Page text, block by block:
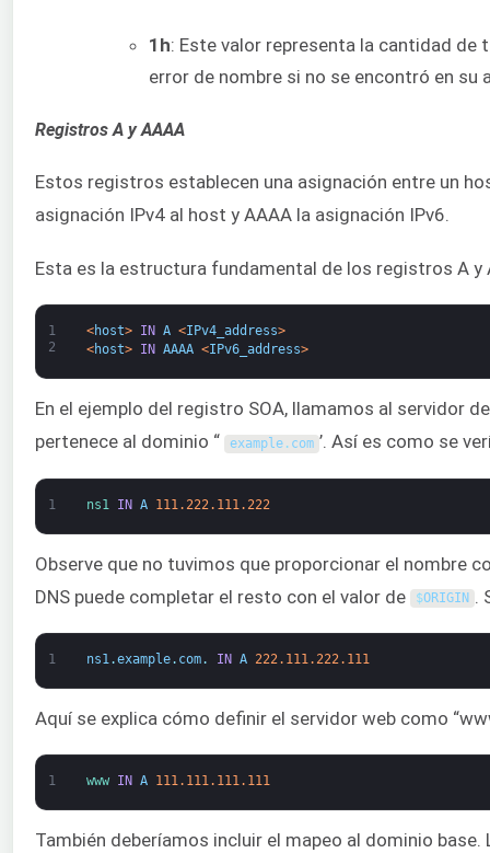
1h: Este valor representa la cantidad de
error de nombre si no se encontró en su
Registros A y AAAA
Estos registros establecen una asignación entre un
asignación IPv4 al host y AAAA la asignación IPv6.
Esta es la estructura fundamental de los registros A y
1
2
<host> IN A <IPv4_address>
<host> IN AAAA <IPv6_address>
En el ejemplo del registro SOA, llamamos al servidor
pertenece al dominio “
example. com ’. Así es como se
1 ns1 IN A 111.222.111.222
Observe que no tuvimos que proporcionar el nombre
DNS puede completar el resto con el valor de
$ORIGIN .
1 ns1.example. com. IN A 222.111.222.111
Aquí se explica cómo definir el servidor web como
1 www IN A 111.111.111.111
También deberíamos incluir el mapeo al dominio base.